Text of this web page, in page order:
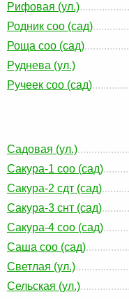
Рифовая (ул.)
Родник соо (сад)
Роща соо (сад)
Руднева (ул.)
Ручеек соо (сад)
Садовая (ул.)
Сакура-1 соо (сад)
Сакура-2 сдт (сад)
Сакура-3 снт (сад)
Сакура-4 соо (сад)
Саша соо (сад)
Светлая (ул.)
Сельская (ул.)